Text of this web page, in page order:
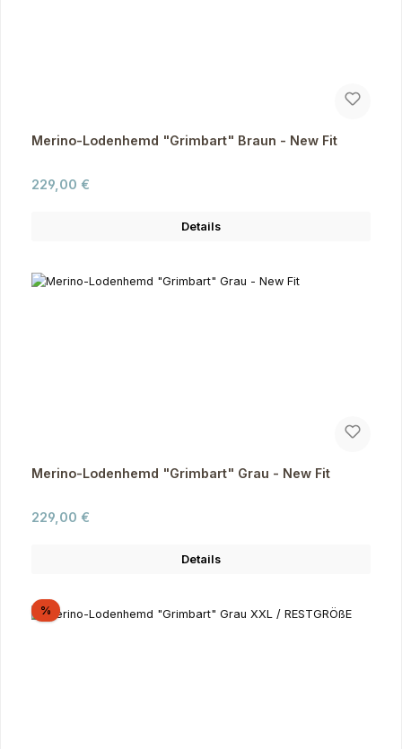
Merino-Lodenhemd "Grimbart" Braun - New Fit
Regulärer Preis:
229,00 €
Details
Merino-Lodenhemd "Grimbart" Grau - New Fit
Regulärer Preis:
229,00 €
Details
%Rabatt